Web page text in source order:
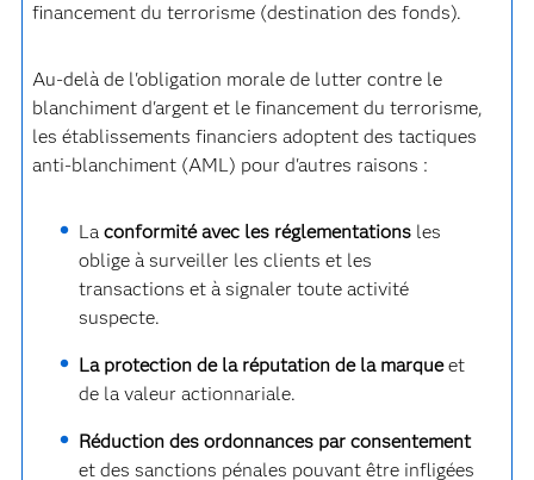
financement du terrorisme (destination des fonds).
Au-delà de l'obligation morale de lutter contre le
blanchiment d'argent et le financement du terrorisme,
les établissements financiers adoptent des tactiques
anti-blanchiment (AML) pour d'autres raisons :
Laconformité avec les réglementations les
oblige à surveiller les clients et les
transactions et à signaler toute activité
suspecte.
La protection de la réputation de la marqueet
de la valeur actionnariale.
Réduction des ordonnances par consentement
et des sanctions pénales pouvant être infligées